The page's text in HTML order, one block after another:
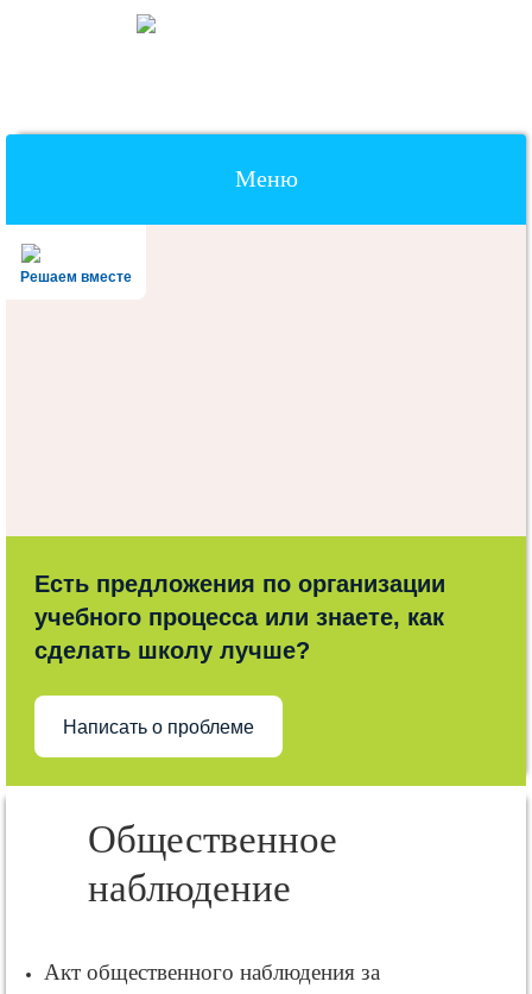
Меню
Наверх
Решаем вместе
Есть предложения по организации
учебного процесса или знаете, как
сделать школу лучше?
Написать о проблеме
Общественное
наблюдение
Акт общественного наблюдения за